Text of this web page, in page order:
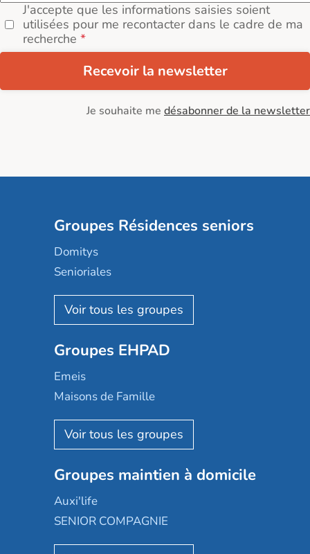
J'accepte que les informations saisies soient
utilisées pour me recontacter dans le cadre de ma
recherche
Recevoir la newsletter
Je souhaite me désabonner de la newsletter
Groupes Résidences seniors
Domitys
Senioriales
Nohée
Les Résidentiels
Mobicap
Domusvi
Happy Senior
Aquarelia
Nexity edenea
Les jardins d'Arcadie
Occitalia
Appartseniors
Groupes EHPAD
Emeis
Maisons de Famille
Korian
Emera
Groupe SOS
Le Noble Âge
Almage
Groupes maintien à domicile
Auxi'life
SENIOR COMPAGNIE
AGE D'OR Services